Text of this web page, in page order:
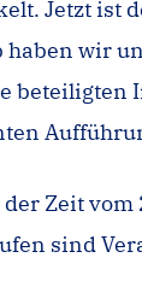
Jetzt ist
wir
Zeit
sind